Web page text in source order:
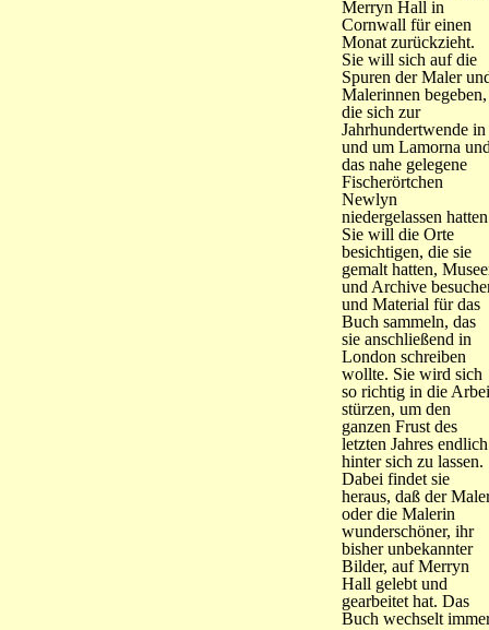
Merryn Hall in
Cornwall für einen
Monat zurückzieht.
Sie will sich auf die
Spuren der Maler
Malerinnen begeben,
die sich zur
Jahrhundertwende in
und um Lamorna
das nahe gelegene
Fischerörtchen
Newlyn
niedergelassen
Sie will die Orte
besichtigen, die sie
gemalt hatten,
und Archive
und Material für das
Buch sammeln, das
sie anschließend in
London schreiben
wollte. Sie wird sich
so richtig in die
stürzen, um den
ganzen Frust des
letzten Jahres endlich
hinter sich zu lassen.
Dabei findet sie
heraus, daß der
oder die Malerin
wunderschöner, ihr
bisher unbekannter
Bilder, auf Merryn
Hall gelebt und
gearbeitet hat. Das
Buch wechselt